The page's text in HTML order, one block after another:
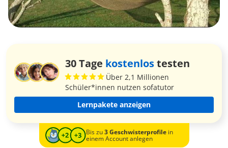
30 Tage kostenlostesten
Über 2,1 Millionen
Schüler*innen nutzen sofatutor
Lernpakete anzeigen
Bis zu3 Geschwisterprofilein
einem Account anlegen